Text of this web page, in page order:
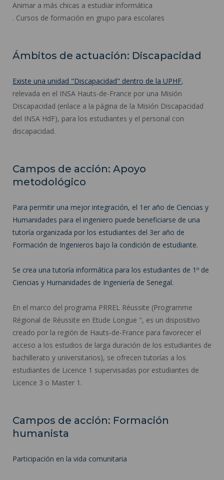
Animar a más chicas a estudiar informática
. Cursos de formación en grupo para escolares
Ámbitos de actuación: Discapacidad
Existe una unidad "Discapacidad" dentro de la UPHF,
relevada en el INSA Hauts-de-France por una Misión
Discapacidad (enlace a la página de la Misión Discapacidad
del INSA HdF), para los estudiantes y el personal con
discapacidad.
Campos de acción: Apoyo
metodológico
Para permitir una mejor integración, el 1er año de Ciencias y
Humanidades para el ingeniero puede beneficiarse de una
tutoría organizada por los estudiantes del 3er año de
Formación de Ingenieros bajo la condición de estudiante.
Se crea una tutoría informática para los estudiantes de 1º de
Ciencias y Humanidades de Ingeniería de Senegal.
En el marco del programa PRREL Réussite (Programme
Régional de Réussite en Etude Longue ", es un dispositivo
creado por la región de Hauts-de-France para favorecer el
acceso a los estudios de larga duración de los estudiantes de
bachillerato y universitarios), se ofrecen tutorías a los
estudiantes de Licence 1 supervisadas por estudiantes de
Licence 3 o Master 1.
Campos de acción: Formación
humanista
Participación en la vida comunitaria